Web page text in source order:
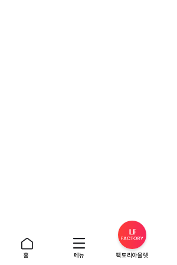
홈 메뉴 팩토리아울렛